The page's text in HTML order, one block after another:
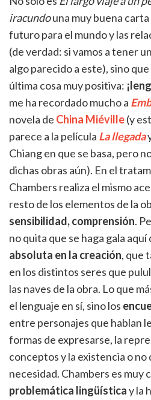
iracundouna muy buena
futuro para el mundo y las
(de verdad: si vamos a tener
algo parecido a este), sino
última cosa muy positiva:
me ha recordado mucho a
novela de China Miéville(y
parece a la película La llegada
Chiang en que se basa, pero
dichas obras aún). En el
Chambers realiza el mismo
resto de los elementos de la
sensibilidad, comprensión.
no quita que se haga gala aquí
absoluta en la creación, que
en los distintos seres que
las naves de la obra. Lo que
el lenguaje en sí, sino los
entre personajes que hablan
formas de expresarse, la
conceptos y la existencia o no
necesidad. Chambers es muy
problemática lingüísticay la